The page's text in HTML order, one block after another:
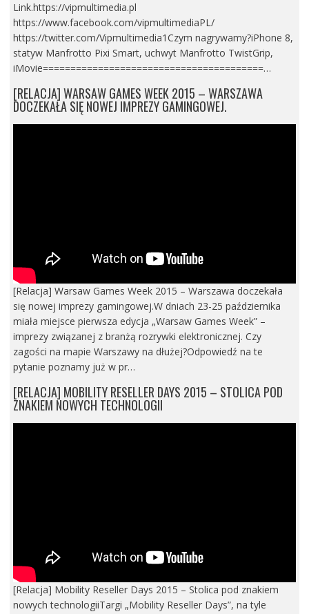
Link.https://vipmultimedia.pl
https://www.facebook.com/vipmultimediaPL/
https://twitter.com/Vipmultimedia1Czym nagrywamy?iPhone 8,
statyw Manfrotto Pixi Smart, uchwyt Manfrotto TwistGrip,
iMovie========================================…
[RELACJA] WARSAW GAMES WEEK 2015 – WARSZAWA
DOCZEKAŁA SIĘ NOWEJ IMPREZY GAMINGOWEJ.
[Relacja] Warsaw Games Week 2015 – Warszawa doczekała
się nowej imprezy gamingowej.W dniach 23-25 października
miała miejsce pierwsza edycja „Warsaw Games Week” –
imprezy związanej z branżą rozrywki elektronicznej. Czy
zagości na mapie Warszawy na dłużej?Odpowiedź na te
pytanie poznamy już w pr…
[RELACJA] MOBILITY RESELLER DAYS 2015 – STOLICA POD
ZNAKIEM NOWYCH TECHNOLOGII
[Relacja] Mobility Reseller Days 2015 – Stolica pod znakiem
nowych technologiiTargi „Mobility Reseller Days”, na tyle